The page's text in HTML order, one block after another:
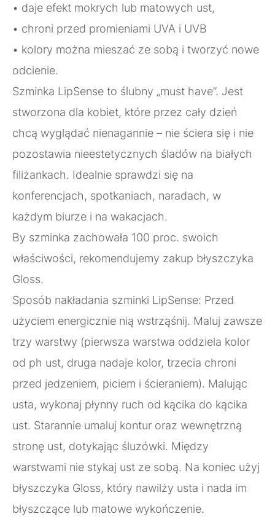
• daje efekt mokrych lub matowych ust,
• chroni przed promieniami UVA i UVB
• kolory można mieszać ze sobą i tworzyć nowe
odcienie.
Szminka LipSense to ślubny „must have”. Jest
stworzona dla kobiet, które przez cały dzień
chcą wyglądać nienagannie – nie ściera się i nie
pozostawia nieestetycznych śladów na białych
filiżankach. Idealnie sprawdzi się na
konferencjach, spotkaniach, naradach, w
każdym biurze i na wakacjach.
By szminka zachowała 100 proc. swoich
właściwości, rekomendujemy zakup błyszczyka
Gloss.
Sposób nakładania szminki LipSense: Przed
użyciem energicznie nią wstrząśnij. Maluj zawsze
trzy warstwy (pierwsza warstwa oddziela kolor
od ph ust, druga nadaje kolor, trzecia chroni
przed jedzeniem, piciem i ścieraniem). Malując
usta, wykonaj płynny ruch od kącika do kącika
ust. Starannie umaluj kontur oraz wewnętrzną
stronę ust, dotykając śluzówki. Między
warstwami nie stykaj ust ze sobą. Na koniec użyj
błyszczyka Gloss, który nawilży usta i nada im
błyszczące lub matowe wykończenie.